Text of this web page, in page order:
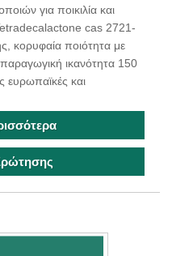
για ποικιλία και
cas 2721-
κορυφαία ποιότητα με
ικανότητα 150
ευρωπαϊκές και